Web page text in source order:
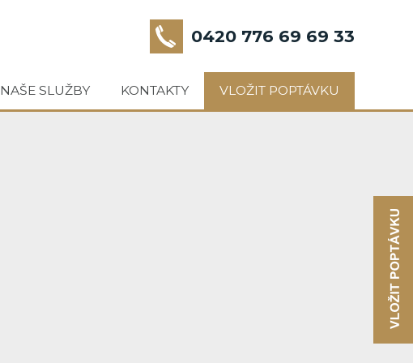
0420 776 69 69 33
NAŠE SLUŽBY KONTAKTY VLOŽIT POPTÁVKU